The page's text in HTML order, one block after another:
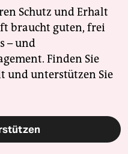
Schutz und Erhalt
braucht guten, frei
– und
Finden Sie
und unterstützen Sie